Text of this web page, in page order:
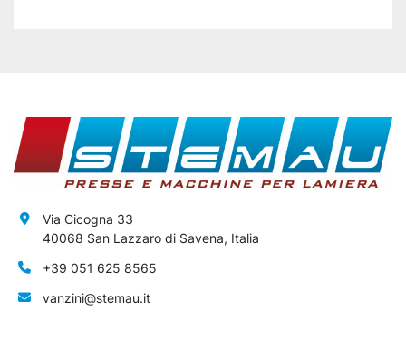
Via Cicogna 33
40068 San Lazzaro di Savena, Italia
+39 051 625 8565
vanzini@stemau.it